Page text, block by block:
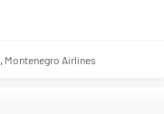
Montenegro Airlines